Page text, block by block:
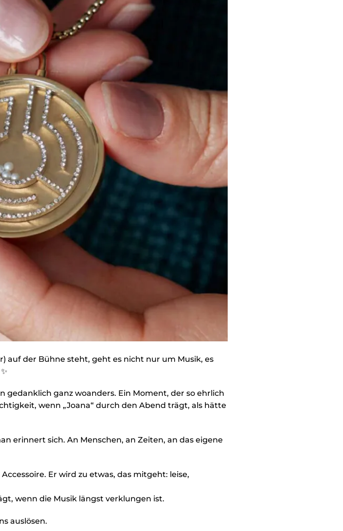
auf der Bühne steht, geht es nicht nur um Musik, es
gedanklich ganz woanders. Ein Moment, der so ehrlich
wenn „Joana“ durch den Abend trägt, als hätte
erinnert sich. An Menschen, an Zeiten, an das eigene
Er wird zu etwas, das mitgeht: leise,
wenn die Musik längst verklungen ist.
auslösen.